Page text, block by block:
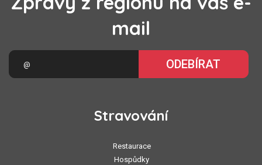
mail
ODEBÍRAT
Stravování
Restaurace
Hospůdky